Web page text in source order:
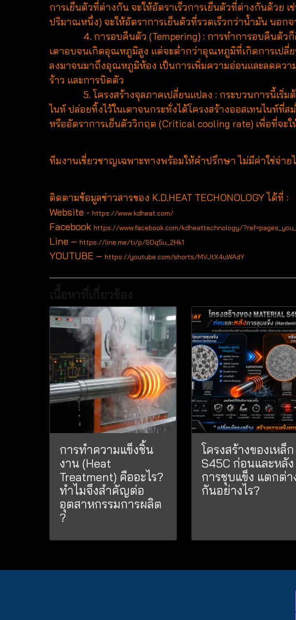
การเย็นตัวที่ต่างกัน จะให้อัตราเร็วการเย็นตัวที่ต่างกันด้วย
ปริมาณหนึ่ง) จะให้อัตราการเย็นตัวที่รวดเร็วกว่าน้ำมัน นอ
4. การอบคืนตัว (Tempering) : การทำการอบคืนตัวก็คื
เตาอบจนเกิดอุณหภูมิสูง แต่จะต่ำกว่าอุณหภูมิที่เกิดการเปลี่
ลงมาจนมาถึงอุณหภูมิห้อง เป็นการเพิ่มความอ่อนและลดควา
ร้าว และการบิดตัว
5. โครงสร้างจุลภาคเปลี่ยนแปลง : กระบวนการนี้เริ่มต้
ไนท์ ปล่อยทิ้งไว้ในเตาจนกระทั่งได้โครงสร้างออสเทนไนท์ที่
หรืออัตราการเย็นตัววิกฤต (Critical cooling rate) เพื่อที่จะใ
ทีมงานเชี่ยวชาญเฉพาะทางพร้อมให้คำปรึกษา ไม่มีค่าใช่จ่าย
ติดตามข้อมูลข่าวสารของ K.D.HEAT TECHONOLOGY ได้ที่ :
Website - https://www.kdheat.com/
Facebook https://www.facebook.com/kdheattechnology/
Line – https://line.me/ti/p/SOq5u_2Hk1
YOUTUBE – https://youtube.com/shorts/MVJtX4uWAdY
การทำความแข็งชิ้น
งาน (Heat
Treatment) คืออะไร?
ทำไมจึงสำคัญต่อ
อุตสาหกรรมการผลิต
?
โครงสร้างของเหล็ก
S45C ก่อนและหลัง
การชุบแข็ง แตกต่า
กันอย่างไร?